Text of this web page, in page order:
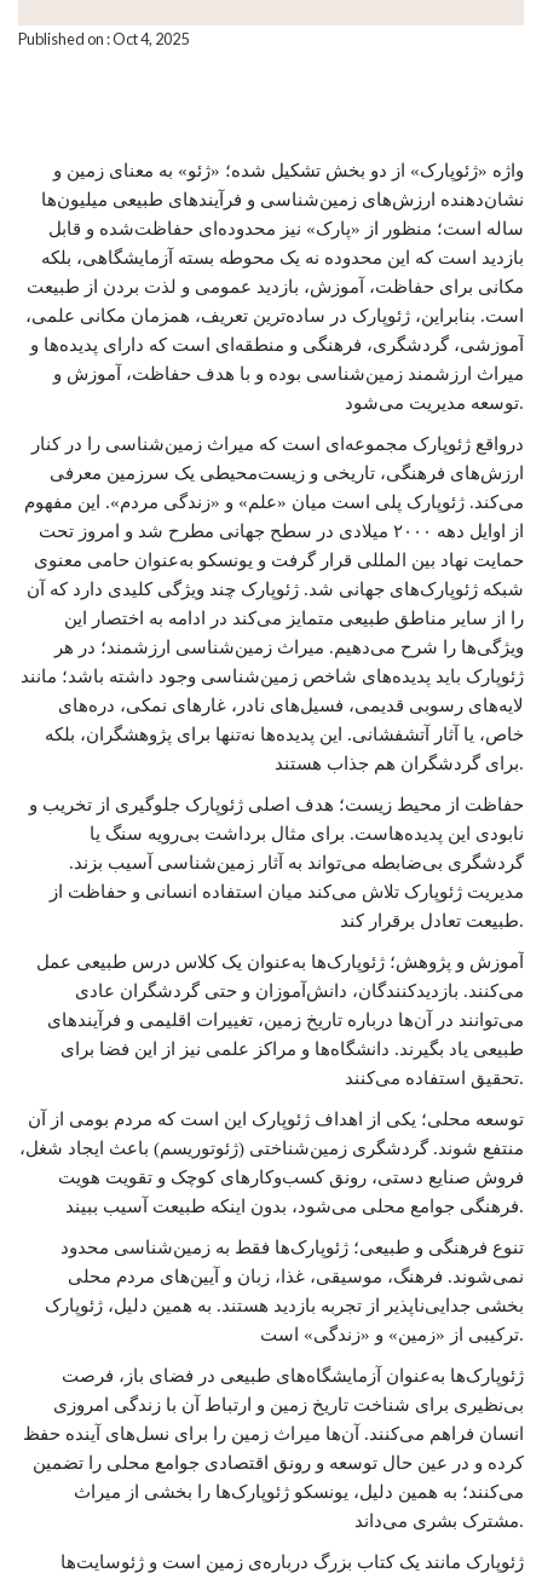
Published on : Oct 4, 2025
واژه «ژئوپارک» از دو بخش تشکیل شده؛ «ژئو» به معنای زمین و
نشان‌دهنده ارزش‌های زمین‌شناسی و فرآیندهای طبیعی میلیون‌ها
ساله است؛ منظور از «پارک» نیز محدوده‌ای حفاظت‌شده و قابل
بازدید است که این محدوده نه یک محوطه بسته آزمایشگاهی، بلکه
مکانی برای حفاظت، آموزش، بازدید عمومی و لذت بردن از طبیعت
است. بنابراین، ژئوپارک در ساده‌ترین تعریف، همزمان مکانی علمی،
آموزشی، گردشگری، فرهنگی و منطقه‌ای است که دارای پدیده‌ها و
میراث ارزشمند زمین‌شناسی بوده و با هدف حفاظت، آموزش و
توسعه مدیریت می‌شود.
درواقع ژئوپارک مجموعه‌ای است که میراث زمین‌شناسی را در کنار
ارزش‌های فرهنگی، تاریخی و زیست‌محیطی یک سرزمین معرفی
می‌کند. ژئوپارک پلی است میان «علم» و «زندگی مردم». این مفهوم
از اوایل دهه ۲۰۰۰ میلادی در سطح جهانی مطرح شد و امروز تحت
حمایت نهاد بین المللی قرار گرفت و یونسکو به‌عنوان حامی معنوی
شبکه ژئوپارک‌های جهانی شد. ژئوپارک چند ویژگی کلیدی دارد که آن
را از سایر مناطق طبیعی متمایز می‌کند در ادامه به اختصار این
ویژگی‌ها را شرح می‌دهیم. میراث زمین‌شناسی ارزشمند؛ در هر
ژئوپارک باید پدیده‌های شاخص زمین‌شناسی وجود داشته باشد؛ مانند
لایه‌های رسوبی قدیمی، فسیل‌های نادر، غارهای نمکی، دره‌های
خاص، یا آثار آتشفشانی. این پدیده‌ها نه‌تنها برای پژوهشگران، بلکه
برای گردشگران هم جذاب هستند.
حفاظت از محیط زیست؛ هدف اصلی ژئوپارک جلوگیری از تخریب و
نابودی این پدیده‌هاست. برای مثال برداشت بی‌رویه سنگ یا
گردشگری بی‌ضابطه می‌تواند به آثار زمین‌شناسی آسیب بزند.
مدیریت ژئوپارک تلاش می‌کند میان استفاده انسانی و حفاظت از
طبیعت تعادل برقرار کند.
آموزش و پژوهش؛ ژئوپارک‌ها به‌عنوان یک کلاس درس طبیعی عمل
می‌کنند. بازدیدکنندگان، دانش‌آموزان و حتی گردشگران عادی
می‌توانند در آن‌ها درباره تاریخ زمین، تغییرات اقلیمی و فرآیندهای
طبیعی یاد بگیرند. دانشگاه‌ها و مراکز علمی نیز از این فضا برای
تحقیق استفاده می‌کنند.
توسعه محلی؛ یکی از اهداف ژئوپارک این است که مردم بومی از آن
منتفع شوند. گردشگری زمین‌شناختی (ژئوتوریسم) باعث ایجاد شغل،
فروش صنایع دستی، رونق کسب‌وکارهای کوچک و تقویت هویت
فرهنگی جوامع محلی می‌شود، بدون اینکه طبیعت آسیب ببیند.
تنوع فرهنگی و طبیعی؛ ژئوپارک‌ها فقط به زمین‌شناسی محدود
نمی‌شوند. فرهنگ، موسیقی، غذا، زبان و آیین‌های مردم محلی
بخشی جدایی‌ناپذیر از تجربه بازدید هستند. به همین دلیل، ژئوپارک
ترکیبی از «زمین» و «زندگی» است.
ژئوپارک‌ها به‌عنوان آزمایشگاه‌های طبیعی در فضای باز، فرصت
بی‌نظیری برای شناخت تاریخ زمین و ارتباط آن با زندگی امروزی
انسان فراهم می‌کنند. آن‌ها میراث زمین را برای نسل‌های آینده حفظ
کرده و در عین حال توسعه و رونق اقتصادی جوامع محلی را تضمین
می‌کنند؛ به همین دلیل، یونسکو ژئوپارک‌ها را بخشی از میراث
مشترک بشری می‌داند.
ژئوپارک مانند یک کتاب بزرگ درباره‌ی زمین است و ژئوسایت‌ها